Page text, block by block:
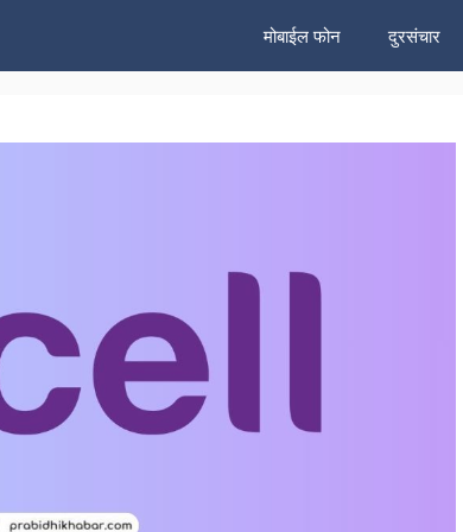
मोबाईल फोन दुरसंचार